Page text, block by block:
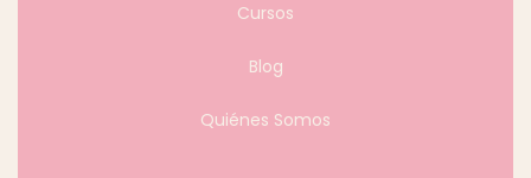
Cursos
Blog
Quiénes Somos